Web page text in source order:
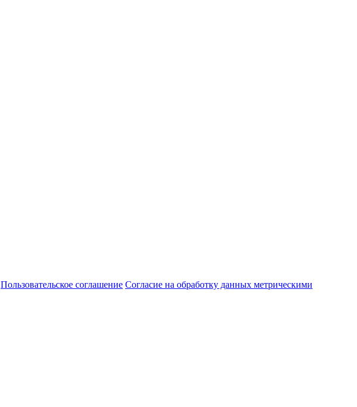
Пользовательское соглашение Согласие на обработку данных метрическими